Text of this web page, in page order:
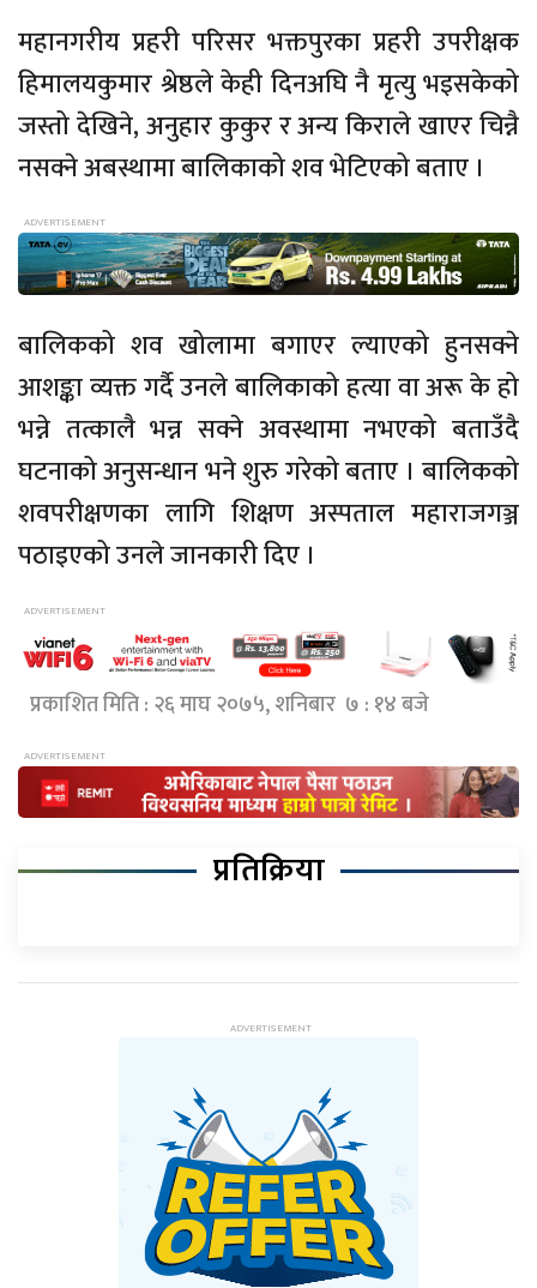
महानगरीय प्रहरी परिसर भक्तपुरका प्रहरी उपरीक्षक
हिमालयकुमार श्रेष्ठले केही दिनअघि नै मृत्यु भइसकेको
जस्तो देखिने, अनुहार कुकुर र अन्य किराले खाएर चिन्नै
नसक्ने अबस्थामा बालिकाको शव भेटिएको बताए ।
बालिकको शव खोलामा बगाएर ल्याएको हुनसक्ने
आशङ्का व्यक्त गर्दै उनले बालिकाको हत्या वा अरू के हो
भन्ने तत्कालै भन्न सक्ने अवस्थामा नभएको बताउँदै
घटनाको अनुसन्धान भने शुरु गरेको बताए । बालिकको
शवपरीक्षणका लागि शिक्षण अस्पताल महाराजगञ्ज
पठाइएको उनले जानकारी दिए ।
प्रकाशित मिति : २६ माघ २०७५, शनिबार ७ : १४ बजे
प्रतिक्रिया